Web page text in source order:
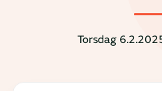
Torsdag